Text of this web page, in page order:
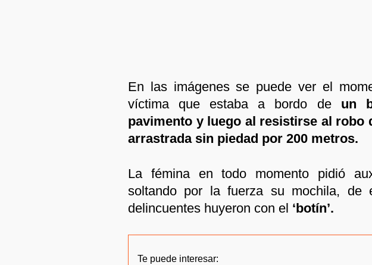
En las imágenes se puede ver el
víctima que estaba a bordo de un
pavimento y luego al resistirse al robo
arrastrada sin piedad por 200 metros.
La fémina en todo momento pidió
soltando por la fuerza su mochila, de
delincuentes huyeron con el ‘botín’.
Te puede interesar: